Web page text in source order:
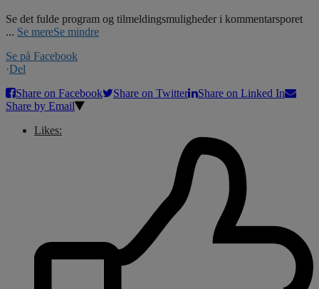
Se det fulde program og tilmeldingsmuligheder i kommentarsporet
... Se mereSe mindre
Se på Facebook
·Del
Share on Facebook
Share on Twitter
Share on Linked In
Share by Email
Likes: